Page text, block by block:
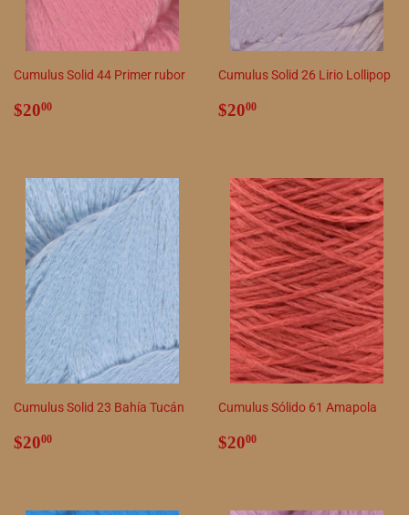
Cumulus Solid 44 Primer rubor
Precio
$2000
Cumulus Solid 26 Lirio Lollipop
Precio
$2000
Cumulus Solid 23 Bahía Tucán
Precio
$2000
Cumulus Sólido 61 Amapola
Precio
$2000